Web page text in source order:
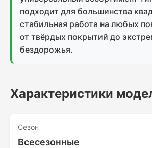
подходит для большинства
стабильная работа на любых
от твёрдых покрытий до
бездорожья.
Характеристики
Сезон
Всесезонные